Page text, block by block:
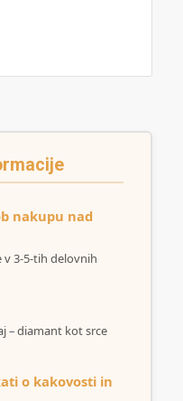
nakupu nad
v 3-5-tih delovnih
– diamant kot srce
o kakovosti in